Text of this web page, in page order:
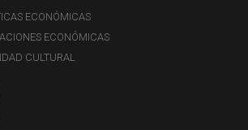
ECONÓMICAS
ECONÓMICAS
CULTURAL